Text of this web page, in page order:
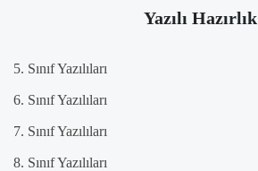
Yazılı Hazırlık
5. Sınıf Yazılıları
6. Sınıf Yazılıları
7. Sınıf Yazılıları
8. Sınıf Yazılıları